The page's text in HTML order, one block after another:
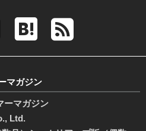
マガジン
ーマガジン
Ltd.